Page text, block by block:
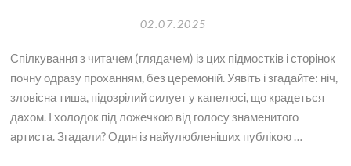
02.07.2025
Спілкування з читачем (глядачем) із цих підмостків і сторінок
почну одразу проханням, без церемоній. Уявіть і згадайте: ніч,
зловісна тиша, підозрілий силует у капелюсі, що крадеться
дахом. І холодок під ложечкою від голосу знаменитого
артиста. Згадали? Один із найулюбленіших публікою …